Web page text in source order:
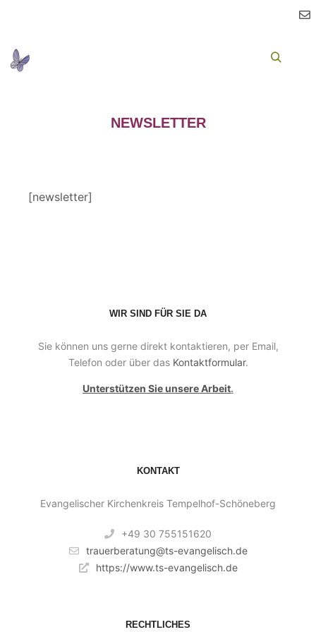
NEWSLETTER
[newsletter]
WIR SIND FÜR SIE DA
Sie können uns gerne direkt kontaktieren, per Email,
Telefon oder über das Kontaktformular.
Unterstützen Sie unsere Arbeit.
KONTAKT
Evangelischer Kirchenkreis Tempelhof-Schöneberg
+49 30 755151620
trauerberatung@ts-evangelisch.de
https://www.ts-evangelisch.de
RECHTLICHES